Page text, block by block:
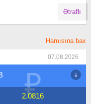
Ətraflı
Hamısına bax
07.08.2026
$